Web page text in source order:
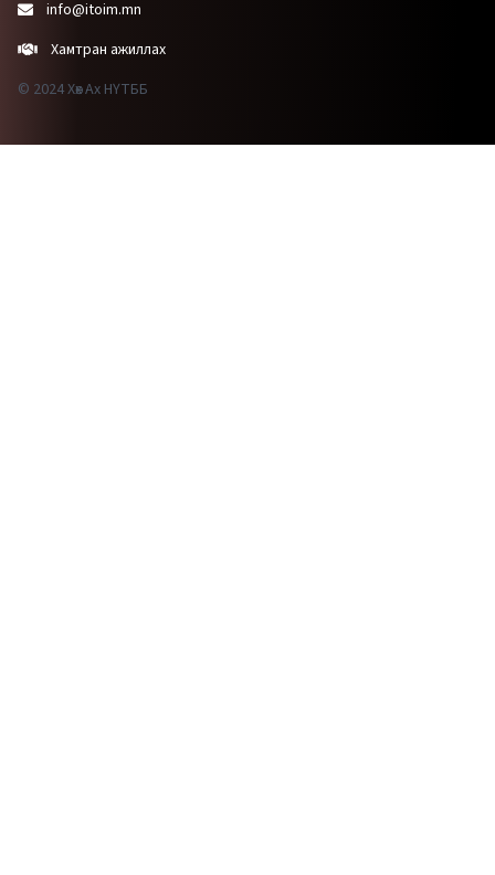
info@itoim.mn
Хамтран ажиллах
© 2024 Хөх Ах НҮТББ